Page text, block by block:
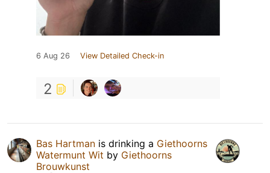
6 Aug 26 View Detailed Check-in
2
Bas Hartman is drinking a Giethoorns
Watermunt Wit by Giethoorns
Brouwkunst